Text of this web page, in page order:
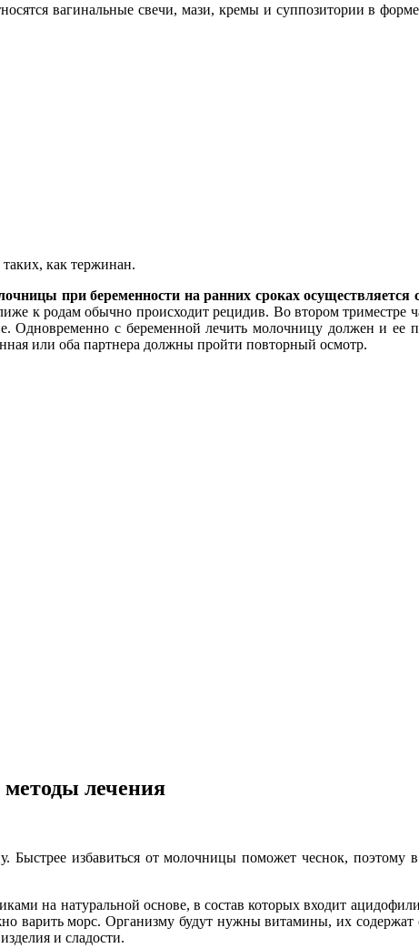
вагинальные свечи, мази, кремы и суппозитории в
как тержинан.
при беременности на ранних сроках
к родам обычно происходит рецидив. Во втором триместре
Одновременно с беременной лечить молочницу должен и ее
или оба партнера должны пройти повторный осмотр.
лечения
избавиться от молочницы поможет чеснок, поэтому
на натуральной основе, в состав которых входит
варить морс. Организму будут нужны витамины, их
и сладости.